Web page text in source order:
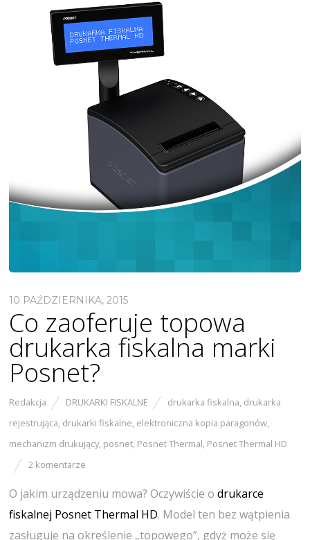
10 PAŹDZIERNIKA, 2015
Co zaoferuje topowa
drukarka fiskalna marki
Posnet?
Redakcja DRUKARKI FISKALNE drukarka fiskalna, drukarka
rejestrująca, drukarki fiskalne, elektroniczna kopia paragonów,
mechanizm drukujący, posnet, Posnet Thermal, Posnet Thermal HD
2 komentarze
O jakim urządzeniu mowa? Oczywiście odrukarce
fiskalnej Posnet Thermal HD. Model ten bez wątpienia
zasługuje na określenie „topowego”, gdyż może się